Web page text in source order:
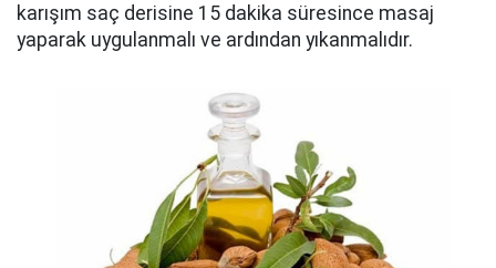
karışım saç derisine 15 dakika süresince masaj
yaparak uygulanmalı ve ardından yıkanmalıdır.